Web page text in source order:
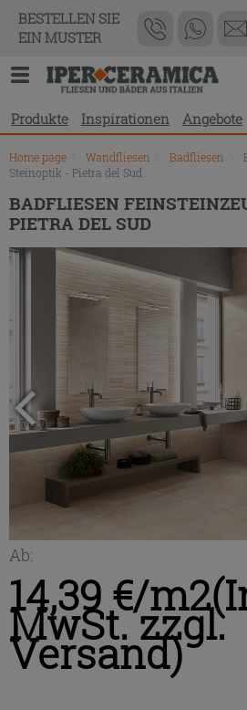
BESTELLEN SIE
EIN MUSTER
Produkte Inspirationen Angebote
Home page Wandfliesen Badfliesen
Steinoptik - Pietra del Sud
BADFLIESEN
PIETRA DEL SUD
Ab:
14,39 €/m2
MwSt. zzgl.
Versand)
Produktverzeichnis